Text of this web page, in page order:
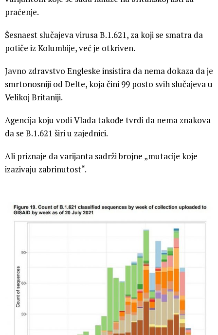
praćenje.
Šesnaest slučajeva virusa B.1.621, za koji se smatra da
potiče iz Kolumbije, već je otkriven.
Javno zdravstvo Engleske insistira da nema dokaza da je
smrtonosniji od Delte, koja čini 99 posto svih slučajeva u
Velikoj Britaniji.
Agencija koju vodi Vlada takođe tvrdi da nema znakova
da se B.1.621 širi u zajednici.
Ali priznaje da varijanta sadrži brojne „mutacije koje
izazivaju zabrinutost“.